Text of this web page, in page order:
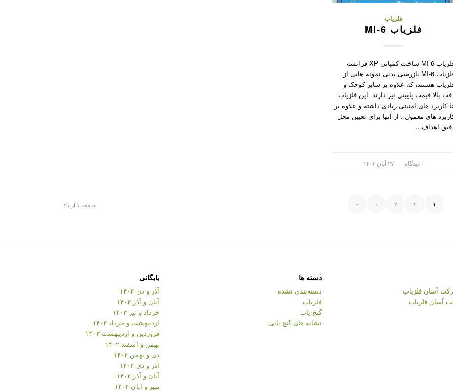
فلزیاب
فلزیاب MI-6
فلزیاب MI-6 ساخت کمپانی XP فرانسه
فلزیاب MI-6 بازرسی بدنی نمونه هایی از
هستند، که علاوه بر سایز کوچک و
بالا قیمت پایینی نیز دارند. این فلزیاب
کاربرد های امنیتی زیادی داشته و علاوه بر
های معمول ، از آنها برای تعیین محل
اهداف…
۰ دیدگاه ۲۷ آبان ۱۴۰۳
صفحه ۱ از ۲۱ ۱ ۲ ۳ ›
»
آسان فلزیاب
آسان فلزیاب
دسته ها
دسته‌بندی نشده
فلزیاب
گنج یاب
نشانه های گنج یابی
بایگانی
آذر و دی ۱۴۰۳
آبان و آذر ۱۴۰۳
خرداد و تیر ۱۴۰۳
اردیبهشت و خرداد ۱۴۰۳
فروردین و اردیبهشت ۱۴۰۳
بهمن و اسفند ۱۴۰۲
دی و بهمن ۱۴۰۲
آذر و دی ۱۴۰۲
آبان و آذر ۱۴۰۲
مهر و آبان ۱۴۰۲